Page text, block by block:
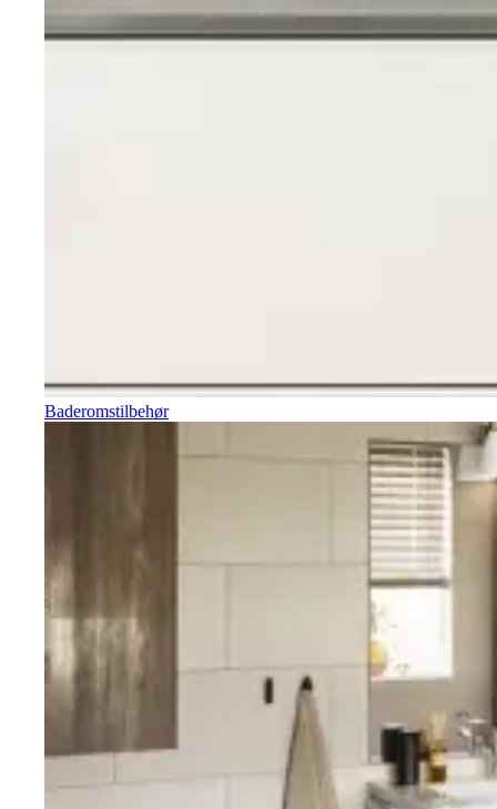
Baderomstilbehør